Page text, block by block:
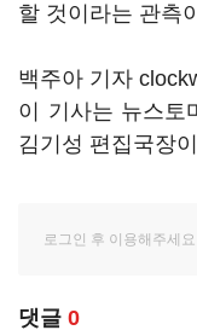
할 것이라는 관측
백주아 기자
이 기사는 뉴스토
김기성 편집국장
댓글 0